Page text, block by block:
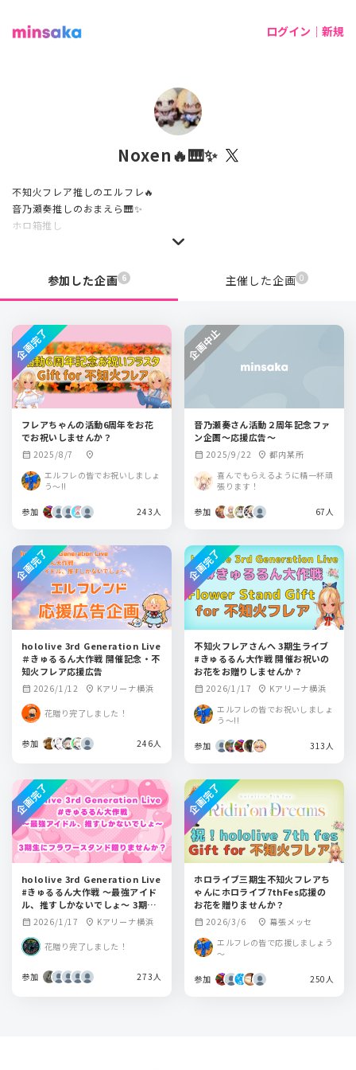
ログイン｜新規
Noxen🔥🎹✨
不知火フレア推しのエルフレ🔥
音乃瀬奏推しのおまえら🎹✨
ホロ箱推し
無言フォロー失礼します。
参加した企画 6 主催した企画 0
フレアちゃんの活動6周年をお花
でお祝いしませんか？
calendar_month 2025/8/7 location_on
エルフレの皆でお祝いしましょ
う～!!
参加 243人
企画完了
音乃瀬奏さん活動２周年記念ファ
ン企画～応援広告～
calendar_month 2025/9/22 location_on 都内某所
喜んでもらえるように精一杯頑
張ります！
参加 67人
企画中止
hololive 3rd Generation Live
＃きゅるるん大作戦 開催記念・不
知火フレア応援広告
calendar_month 2026/1/12 location_on Kアリーナ横浜
花贈り完了しました！
参加 246人
企画完了
不知火フレアさんへ 3期生ライブ
#きゅるるん大作戦 開催お祝いの
お花をお贈りしませんか？
calendar_month 2026/1/17 location_on Kアリーナ横浜
エルフレの皆でお祝いしましょ
う～!!
参加 313人
企画完了
hololive 3rd Generation Live
#きゅるるん大作戦 〜最強アイド
ル、推すしかないでしょ〜 3期生
にフラワースタンドを贈りません
か？
calendar_month 2026/1/17 location_on Kアリーナ横浜
花贈り完了しました！
参加 273人
企画完了
ホロライブ三期生不知火フレアち
ゃんにホロライブ7thFes応援の
お花を贈りませんか？
calendar_month 2026/3/6 location_on 幕張メッセ
エルフレの皆で応援しましょう
～
参加 250人
企画完了